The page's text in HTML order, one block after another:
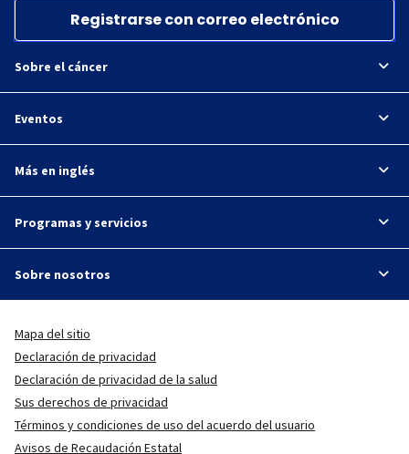
Registrarse con correo electrónico
Sobre el cáncer
Eventos
Más en inglés
Programas y servicios
Sobre nosotros
Mapa del sitio
Declaración de privacidad
Declaración de privacidad de la salud
Sus derechos de privacidad
Términos y condiciones de uso del acuerdo del usuario
Avisos de Recaudación Estatal